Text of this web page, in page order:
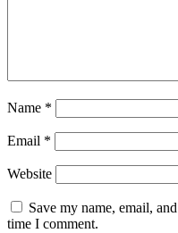
Name *
Email *
Website
Save my name, email,
time I comment.